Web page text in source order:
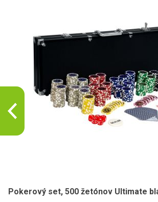
Pokerový set, 500 žetónov Ultimate